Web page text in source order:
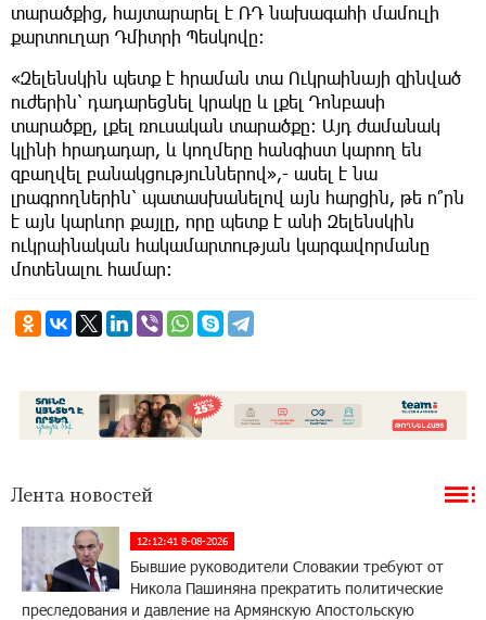
տարածքից, հայտարարել է ՌԴ նախագահի մամուլի
քարտուղար Դմիտրի Պեսկովը:
«Զելենսկին պետք է հրաման տա Ուկրաինայի զինված
ուժերին՝ դադարեցնել կրակը և լքել Դոնբասի
տարածքը, լքել ռուսական տարածքը: Այդ ժամանակ
կլինի հրադադար, և կողմերը հանգիստ կարող են
զբաղվել բանակցություններով»,- ասել է նա
լրագրողներին՝ պատասխանելով այն հարցին, թե ո՞րն
է այն կարևոր քայլը, որը պետք է անի Զելենսկին
ուկրաինական հակամարտության կարգավորմանը
մոտենալու համար:
Лента новостей
12:12:41 8-08-2026
Бывшие руководители Словакии требуют от
Никола Пашиняна прекратить политические
преследования и давление на Армянскую Апостольскую